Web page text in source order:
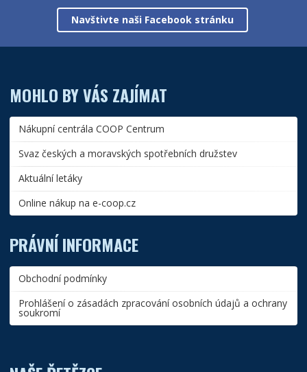
Navštivte naši Facebook stránku
MOHLO BY VÁS ZAJÍMAT
Nákupní centrála COOP Centrum
Svaz českých a moravských spotřebních družstev
Aktuální letáky
Online nákup na e-coop.cz
PRÁVNÍ INFORMACE
Obchodní podmínky
Prohlášení o zásadách zpracování osobních údajů a ochrany
soukromí